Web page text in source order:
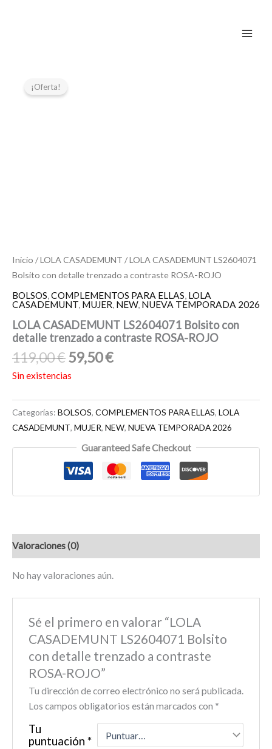
¡Oferta!
Inicio /LOLA CASADEMUNT / LOLA CASADEMUNT LS2604071
Bolsito con detalle trenzado a contraste ROSA-ROJO
BOLSOS,COMPLEMENTOS PARA ELLAS, LOLA
CASADEMUNT, MUJER, NEW, NUEVA TEMPORADA 2026
LOLA CASADEMUNT LS2604071 Bolsito con
detalle trenzado a contraste ROSA-ROJO
119,00€59,50€
Sin existencias
Categorías: BOLSOS, COMPLEMENTOS PARA ELLAS, LOLA
CASADEMUNT, MUJER, NEW, NUEVA TEMPORADA 2026
Guaranteed Safe Checkout
Valoraciones (0)
No hay valoraciones aún.
Sé el primero en valorar “LOLA
CASADEMUNT LS2604071 Bolsito
con detalle trenzado a contraste
ROSA-ROJO”
Tu dirección de correo electrónico no será publicada.
Los campos obligatorios están marcados con *
Tu
puntuación *